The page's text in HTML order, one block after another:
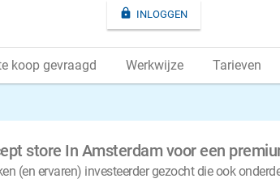
store In Amsterdam voor een
(en ervaren) investeerder gezocht die ook
 INLOGGEN
koop gevraagd Werkwijze Tarieven